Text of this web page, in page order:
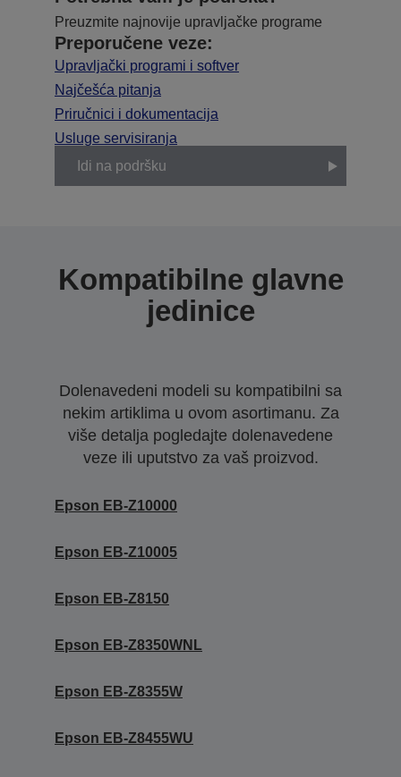
Preuzmite najnovije upravljačke programe
Preporučene veze:
Upravljački programi i softver
Najčešća pitanja
Priručnici i dokumentacija
Usluge servisiranja
Idi na podršku
Kompatibilne glavne
jedinice
Dolenavedeni modeli su kompatibilni sa
nekim artiklima u ovom asortimanu. Za
više detalja pogledajte dolenavedene
veze ili uputstvo za vaš proizvod.
Epson EB-Z10000
Epson EB-Z10005
Epson EB-Z8150
Epson EB-Z8350WNL
Epson EB-Z8355W
Epson EB-Z8455WU